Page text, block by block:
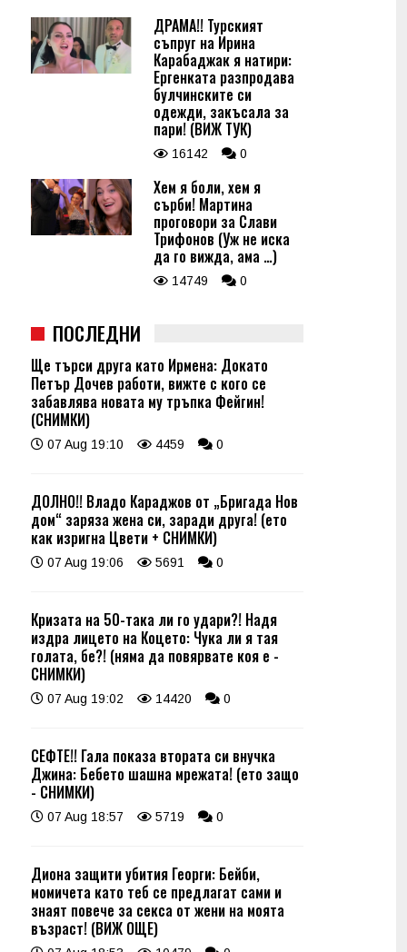
ДРАМА!! Турският
съпруг на Ирина
Карабаджак я натири:
Ергенката разпродава
булчинските си
одежди, закъсала за
пари! (ВИЖ ТУК)
16142 0
Хем я боли, хем я
сърби! Мартина
проговори за Слави
Трифонов (Уж не иска
да го вижда, ама …)
14749 0
ПОСЛЕДНИ
Ще търси друга като Ирмена: Докато
Петър Дочев работи, вижте с кого се
забавлява новата му тръпка Фейгин!
(СНИМКИ)
07 Aug 19:10 4459 0
ДОЛНО!! Владо Караджов от „Бригада Нов
дом“ заряза жена си, заради друга! (ето
как изригна Цвети + СНИМКИ)
07 Aug 19:06 5691 0
Кризата на 50-така ли го удари?! Надя
издра лицето на Коцето: Чука ли я тая
голата, бе?! (няма да повярвате коя е -
СНИМКИ)
07 Aug 19:02 14420 0
СЕФТЕ!! Гала показа втората си внучка
Джина: Бебето шашна мрежата! (ето защо
- СНИМКИ)
07 Aug 18:57 5719 0
Диона защити убития Георги: Бейби,
момичета като теб се предлагат сами и
знаят повече за секса от жени на моята
възраст! (ВИЖ ОЩЕ)